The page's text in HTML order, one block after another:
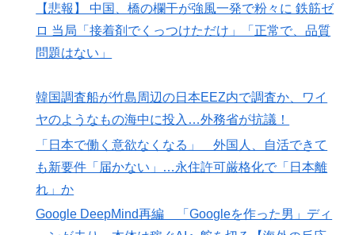
【悲報】 中国、橋の欄干が強風一発で粉々に 鉄筋ゼ
ロ 当局「接着剤でくっつけただけ」「正常で、品質
問題はない」
韓国調査船が竹島周辺の日本EEZ内で調査か、ワイ
ヤのようなもの海中に投入…外務省が抗議！
「日本で働く意欲なくなる」 外国人、自活できて
も新要件「届かない」…永住許可厳格化で「日本離
れ」か
Google DeepMind再編 「Googleを作った男」ディ